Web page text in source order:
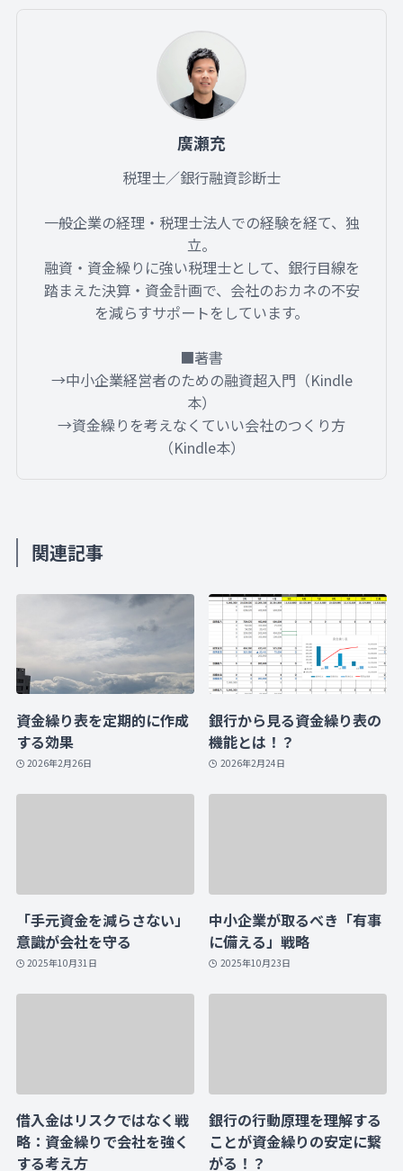
廣瀬充
税理士／銀行融資診断士
一般企業の経理・税理士法人での経験を経て、独
立。
融資・資金繰りに強い税理士として、銀行目線を
踏まえた決算・資金計画で、会社のおカネの不安
を減らすサポートをしています。
■著書
→中小企業経営者のための融資超入門（Kindle
本）
→資金繰りを考えなくていい会社のつくり方
（Kindle本）
関連記事
資金繰り表を定期的に作成
する効果
2026年2月26日
銀行から見る資金繰り表の
機能とは！？
2026年2月24日
「手元資金を減らさない」
意識が会社を守る
2025年10月31日
中小企業が取るべき「有事
に備える」戦略
2025年10月23日
借入金はリスクではなく戦
略：資金繰りで会社を強く
する考え方
銀行の行動原理を理解する
ことが資金繰りの安定に繋
がる！？